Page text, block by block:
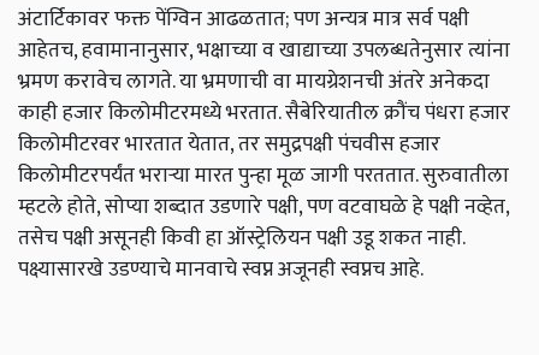
अंटार्टिकावर फक्त पेंग्विन आढळतात; पण अन्यत्र मात्र सर्व पक्षी
आहेतच, हवामानानुसार, भक्षाच्या व खाद्याच्या उपलब्धतेनुसार त्यांना
भ्रमण करावेच लागते. या भ्रमणाची वा मायग्रेशनची अंतरे अनेकदा
काही हजार किलोमीटरमध्ये भरतात. सैबेरियातील क्रौंच पंधरा हजार
किलोमीटरवर भारतात येतात, तर समुद्रपक्षी पंचवीस हजार
किलोमीटरपर्यंत भराऱ्या मारत पुन्हा मूळ जागी परततात. सुरुवातीला
म्हटले होते, सोप्या शब्दात उडणारे पक्षी, पण वटवाघळे हे पक्षी नव्हेत,
तसेच पक्षी असूनही किवी हा ऑस्ट्रेलियन पक्षी उडू शकत नाही.
पक्ष्यासारखे उडण्याचे मानवाचे स्वप्न अजूनही स्वप्नच आहे.